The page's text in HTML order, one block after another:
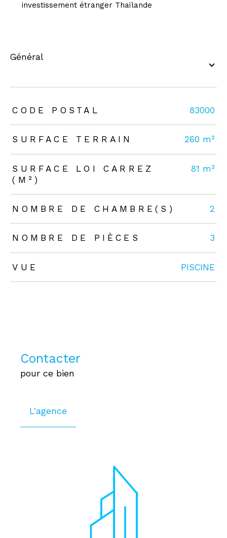
investissement étranger Thaïlande
général
TRAD_ZEPHYR_Caracteristique TRAD_ZEPHYR_Valeurs
CODE POSTAL 83000
SURFACE TERRAIN 260 m²
SURFACE LOI CARREZ
(M²)
81 m²
NOMBRE DE CHAMBRE(S) 2
NOMBRE DE PIÈCES 3
VUE PISCINE
Contacter
pour ce bien
L'agence